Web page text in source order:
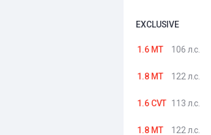
EXCLUSIVE
1.6 MT 106 л.с.
1.8 MT 122 л.с.
1.6 CVT 113 л.с.
1.8 MT 122 л.с.